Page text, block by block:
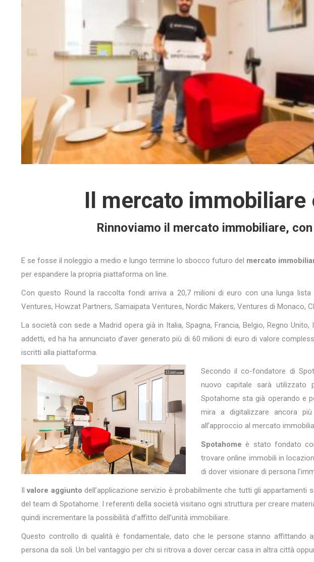
Il mercato immobiliare
Rinnoviamo il mercato immobiliare,
E se fosse il noleggio a medio e lungo termine lo sbocco futuro del mercato
per espandere la propria piattaforma on line.
Con questo Round la raccolta fondi arriva a 20,7 milioni di euro con una lunga lista
Ventures, Howzat Partners, Samaipata Ventures, Nordic Makers, Ventures di Monaco,
La società con sede a Madrid opera già in Italia, Spagna, Francia, Belgio, Regno
addetti, ed ha ha annunciato d’aver generato più di 60 milioni di euro di valore
iscritti alla piattaforma.
Secondo il co-fondatore di
nuovo capitale sarà utilizzato
Spotahome sta già operando e
mira a digitalizzare ancora
all’approccio al mercato
Spotahome è stato fondato
trovare online immobili in
di dover visionare di persona
Ilvalore aggiunto dell’applicazione servizio è probabilmente che tutti gli appartamenti
del team di Spotahome. I referenti della società visitano ogni struttura per creare
quindi incrementare la possibilità d’affitto dell’unità immobiliare.
Questo controllo di qualità è fondamentale, dato che le persone stanno affittando
persona da soli. Un bel vantaggio per chi si ritrova a dover cercar casa in altra città